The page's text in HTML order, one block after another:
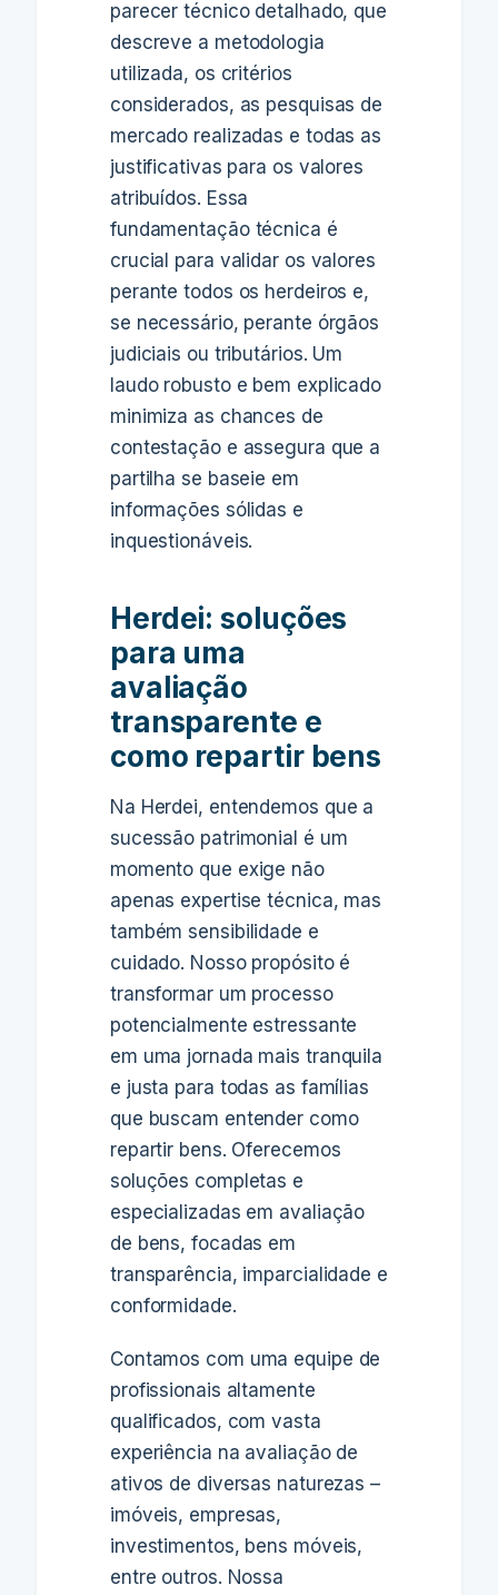
parecer técnico detalhado, que
descreve a metodologia
utilizada, os critérios
considerados, as pesquisas de
mercado realizadas e todas as
justificativas para os valores
atribuídos. Essa
fundamentação técnica é
crucial para validar os valores
perante todos os herdeiros e,
se necessário, perante órgãos
judiciais ou tributários. Um
laudo robusto e bem explicado
minimiza as chances de
contestação e assegura que a
partilha se baseie em
informações sólidas e
inquestionáveis.
Herdei: soluções
para uma
avaliação
transparente e
como repartir bens
Na Herdei, entendemos que a
sucessão patrimonial é um
momento que exige não
apenas expertise técnica, mas
também sensibilidade e
cuidado. Nosso propósito é
transformar um processo
potencialmente estressante
em uma jornada mais tranquila
e justa para todas as famílias
que buscam entender como
repartir bens. Oferecemos
soluções completas e
especializadas em avaliação
de bens, focadas em
transparência, imparcialidade e
conformidade.
Contamos com uma equipe de
profissionais altamente
qualificados, com vasta
experiência na avaliação de
ativos de diversas naturezas –
imóveis, empresas,
investimentos, bens móveis,
entre outros. Nossa